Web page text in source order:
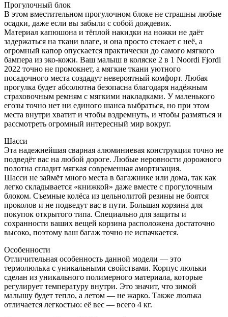
Прогулочный блок
В этом вместительном прогулочном блоке не страшны любые
осадки, даже если вы забыли с собой дождевик.
Материал капюшона и тёплой накидки на ножки не даёт
задержаться на ткани влаге, и она просто стекает с неё, а
огромный капор опускается практически до самого мягкого
бампера из эко-кожи. Ваш малыш в коляске 2 в 1 Noordi Fjordi
2022 точно не промокнет, а мягкие ткани уютного
посадочного места создадут невероятный комфорт. Любая
прогулка будет абсолютна безопасна благодаря надёжным
страховочным ремням с мягкими накладками. У маленького
егозы точно нет ни единого шанса выбраться, но при этом
места внутри хватит и чтобы вздремнуть, и чтобы размяться и
рассмотреть огромный интересный мир вокруг.
Шасси
Эта надежнейшая сварная алюминиевая конструкция точно не
подведёт вас на любой дороге. Любые неровности дорожного
полотна сгладит мягкая современная амортизация.
Шасси не займёт много места в багажнике или дома, так как
легко складывается «книжкой» даже вместе с прогулочным
блоком. Съемные колёса из цельнолитой резины не боятся
проколов и не подведут вас в пути. Большая корзина для
покупок открытого типа. Специально для защиты и
сохранности ваших вещей корзина расположена достаточно
высоко, поэтому ваш багаж точно не испачкается.
Особенности
Отличительная особенность данной модели — это
термолюлька с уникальными свойствами. Корпус люльки
сделан из уникального полимерного материала, которые
регулирует температуру внутри. Это значит, что зимой
малышу будет тепло, а летом — не жарко. Также люлька
отличается легкостью: её вес — всего 4 кг.